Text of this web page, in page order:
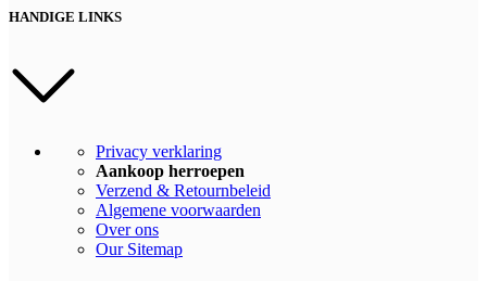
HANDIGE LINKS
Privacy verklaring
Aankoop herroepen
Verzend & Retournbeleid
Algemene voorwaarden
Over ons
Our Sitemap